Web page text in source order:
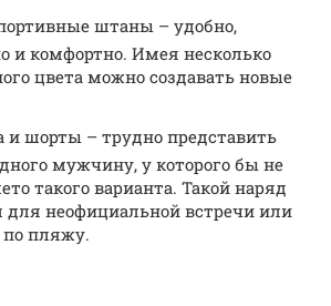
штаны – удобно,
и комфортно. Имея несколько
цвета можно создавать новые
и шорты – трудно представить
мужчину, у которого бы не
такого варианта. Такой наряд
для неофициальной встречи или
по пляжу.